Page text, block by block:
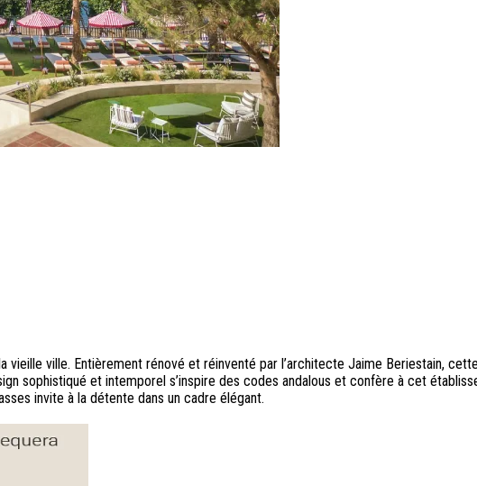
ville. Entièrement rénové et réinventé par l’architecte Jaime Beriestain,
sophistiqué et intemporel s’inspire des codes andalous et confère à cet
invite à la détente dans un cadre élégant.